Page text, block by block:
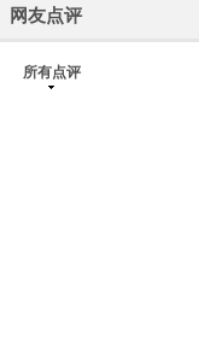
网友点评
所有点评